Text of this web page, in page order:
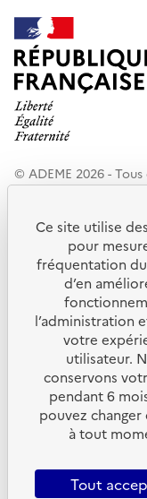
© ADEME 2026 -
Agir pour la
de conseils et de
acteurs
contre le
ressources.
ademe.fr
S'ouvre
nouvelle
fenêtre
S'ouvre
dans
une
fenêtre
ademe.fr/presse
S'ouvre
nouvelle
fenêtre
Accessibilité : non
Données personnelles
Mentions légales
dans
Sauf mention explicite
Ce site utilise
pour
fréquentation
d’en
l’administration
votre
utilisateur.
conservons
pendant 6
pouvez changer
à tout
Tout